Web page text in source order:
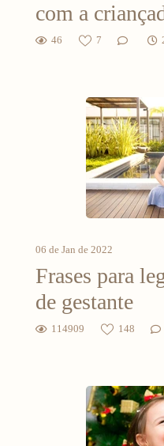
com a
46 7
06 de Jan de 2022
Frases para
de gestante
114909 148